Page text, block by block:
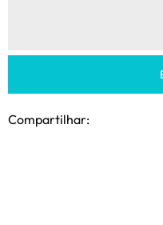
Compartilhar: